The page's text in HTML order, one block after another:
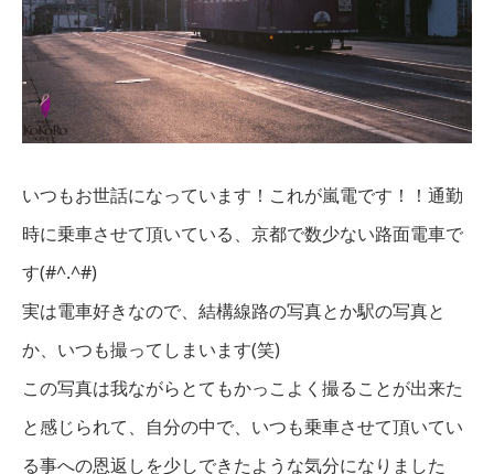
いつもお世話になっています！これが嵐電です！！通勤
時に乗車させて頂いている、京都で数少ない路面電車で
す(#^.^#)
実は電車好きなので、結構線路の写真とか駅の写真と
か、いつも撮ってしまいます(笑)
この写真は我ながらとてもかっこよく撮ることが出来た
と感じられて、自分の中で、いつも乗車させて頂いてい
る事への恩返しを少しできたような気分になりました